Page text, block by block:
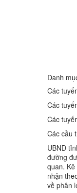
Danh
Các
Các
Các
Các cầu
UBND
đường
quan.
nhận
về phân